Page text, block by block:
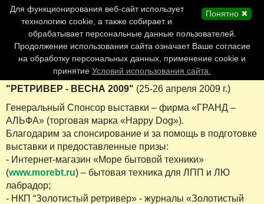
Главная страница
Обновления сайта
Контакты
Персоналии
Форум
"РЕТРИВЕР - ВЕСНА 2009" (25-26 апреля 2009 г.)
Генеральный Спонсор выставки – фирма «ГРАНД –
АЛЬФА» (торговая марка «Happy Dog»).
Благодарим за спонсирование и за помощь в подготовке
выставки и предоставленные призы:
- Интернет-магазин «Море бытовой техники»
(www.morebt.ru) – бытовая техника для ЛПП и ЛЮ
лабрадор;
- НКП “Золотистый ретривер» - журналы «Золотистый
Понятно ✖
Для функционирования веб-сайт использует
технологию cookie, а также собирает и
обрабатывает персональные данные пользователей.
Продолжение использования сайта означает Ваше согласие
на обработку персональных данных, применение cookie и
принятие Условий использования сайта.